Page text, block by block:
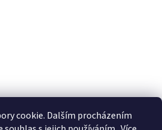
cookie. Dalším procházením
dešťové vody